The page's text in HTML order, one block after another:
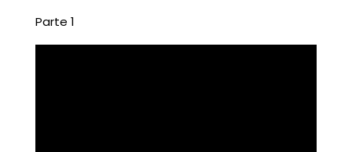
Parte 1